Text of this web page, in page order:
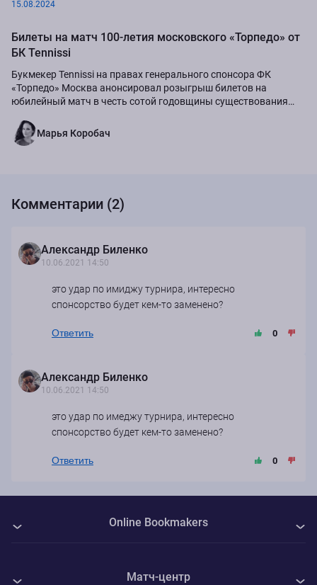
15.08.2024
Билеты на матч 100-летия московского «Торпедо» от
БК Tennissi
Букмекер Tennissi на правах генерального спонсора ФК
«Торпедо» Москва анонсировал розыгрыш билетов на
юбилейный матч в честь сотой годовщины существования
Марья Коробач
Комментарии (2)
Александр Биленко
10.06.2021 14:50
это удар по имиджу турнира, интересно
спонсорство будет кем-то заменено?
Ответить 0
Александр Биленко
10.06.2021 14:50
это удар по имеджу турнира, интересно
спонсорство будет кем-то заменено?
Ответить 0
Матч-центр
Online Bookmakers